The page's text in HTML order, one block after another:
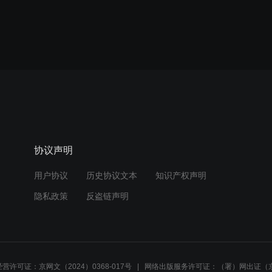
协议声明
用户协议 历史协议文本 知识产权声明
隐私政策 反盗链声明
营许可证：京网文（2024）0368-017号 网络出版服务许可证：（署）网出证（